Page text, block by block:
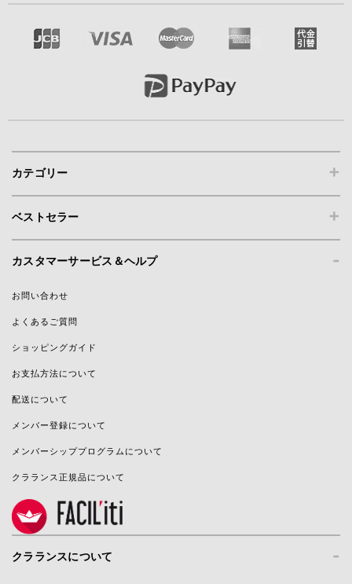
+
カテゴリー
+
ベストセラー
-
カスタマーサービス＆ヘルプ
お問い合わせ
よくあるご質問
ショッピングガイド
お支払方法について
配送について
メンバー登録について
メンバーシッププログラムについて
クラランス正規品について
-
クラランスについて